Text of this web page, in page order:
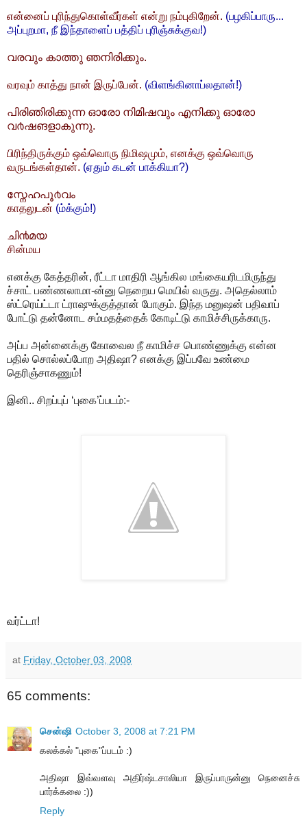
என்னைப் புரிந்துகொள்வீர்கள் என்று நம்புகிறேன். (பழகிப்பாரு...
அப்புறமா, நீ இந்தாளைப் பத்திப் புரிஞ்சுக்குவ!)
വരവും കാത്തു ഞനിരിക്കും.
வரவும் காத்து நான் இருப்பேன். (விளங்கினாப்லதான்!)
പിരിഞിരിക്കുന്ന‌ ഓരോ നിമിഷവും എനിക്കു ഓരോ
വ൪ഷങളാകുന്നു.
பிரிந்திருக்கும் ஒவ்வொரு நிமிஷமும், எனக்கு ஒவ்வொரு
வருடங்கள்தான். (ஏதும் கடன் பாக்கியா?)
സ്നേഹപൂ൪വം
காதலுடன் (ம்க்கும்!)
ചി൯മ‌യ
சின்மய
எனக்கு கேத்தரின், ரீட்டா மாதிரி ஆங்கில மங்கையரிடமிருந்து
ச்சாட் பண்ணலாமா-ன்னு நெறைய மெயில் வருது. அதெல்லாம்
ஸ்ட்ரெய்ட்டா ட்ராஷுக்குத்தான் போகும். இந்த மனுஷன் பதிவாப்
போட்டு தன்னோட சம்மதத்தைக் கோடிட்டு காமிச்சிருக்காரு.
அப்ப அன்னைக்கு கோவைல நீ காமிச்ச பொண்ணுக்கு என்ன
பதில் சொல்லப்போற அதிஷா? எனக்கு இப்பவே உண்மை
தெரிஞ்சாகணும்!
இனி.. சிறப்புப் ‘புகை’ப்படம்:-
வர்ட்டா!
at Friday, October 03, 2008
65 comments:
சென்ஷி October 3, 2008 at 7:21 PM
கலக்கல் "புகை"ப்படம் :)
அதிஷா இவ்வளவு அதிர்ஷ்டசாலியா இருப்பாருன்னு நெனைச்சு
பார்க்கலை :))
Reply